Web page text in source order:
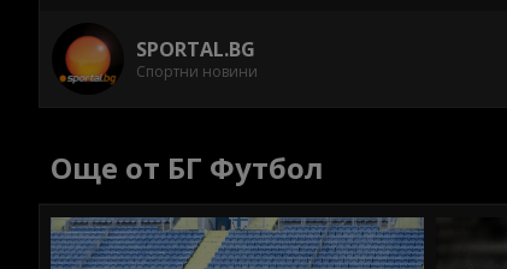
SPORTAL.BG
Спортни новини
Още от БГ Футбол